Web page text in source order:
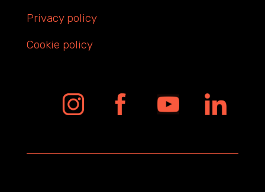
Privacy policy
Cookie policy